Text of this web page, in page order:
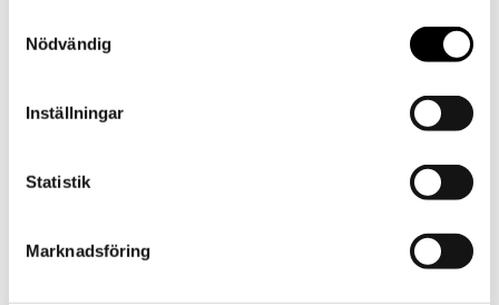
Nödvändig
Inställningar
Statistik
Marknadsföring